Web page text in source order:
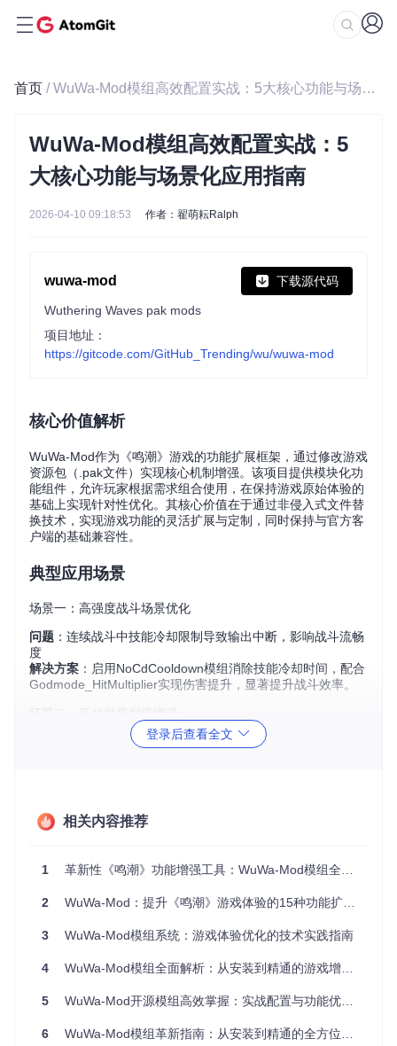
首页 / WuWa-Mod模组高效配置实战：5大核心功能与场景化应用指南
WuWa-Mod模组高效配置实战：5
大核心功能与场景化应用指南
2026-04-10 09:18:53 作者：翟萌耘Ralph
wuwa-mod 下载源代码
Wuthering Waves pak mods
项目地址：
https://gitcode.com/GitHub_Trending/wu/wuwa-mod
核心价值解析
WuWa-Mod作为《鸣潮》游戏的功能扩展框架，通过修改游戏
资源包（.pak文件）实现核心机制增强。该项目提供模块化功
能组件，允许玩家根据需求组合使用，在保持游戏原始体验的
基础上实现针对性优化。其核心价值在于通过非侵入式文件替
换技术，实现游戏功能的灵活扩展与定制，同时保持与官方客
户端的基础兼容性。
典型应用场景
场景一：高强度战斗场景优化
问题 ：连续战斗中技能冷却限制导致输出中断，影响战斗流畅
度
解决方案 ：启用NoCdCooldown模组消除技能冷却时间，配合
Godmode_HitMultiplier实现伤害提升，显著提升战斗效率。
：长时间探索中体力限制与资源收集效率低下
问题 ：动态天气变化影响画面表现与截图效果
her模组消除画面抖动，提升视觉一致性。
实施指南
环境准备
操作要点：确保游戏客户端已关闭，避免文件锁定导致的复制
git clone
登录后查看全文
相关内容推荐
1 革新性《鸣潮》功能增强工具：WuWa-Mod模组全方位应用指南
2 WuWa-Mod：提升《鸣潮》游戏体验的15种功能扩展方案
3 WuWa-Mod模组系统：游戏体验优化的技术实践指南
4 WuWa-Mod模组全面解析：从安装到精通的游戏增强实战指南
5 WuWa-Mod开源模组高效掌握：实战配置与功能优化指南
6 WuWa-Mod模组革新指南：从安装到精通的全方位实战手册